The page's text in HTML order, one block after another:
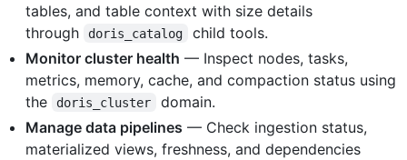
tables, and table context with size details
through
doris_catalog
child tools.
Monitor cluster health — Inspect nodes, tasks,
metrics, memory, cache, and compaction status using
the
doris_cluster
domain.
Manage data pipelines — Check ingestion status,
materialized views, freshness, and dependencies